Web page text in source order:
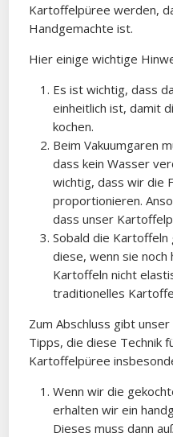
Kartoffelpüree werden,
Handgemachte ist.
Hier einige wichtige
Es ist wichtig, dass
einheitlich ist, damit
kochen.
Beim Vakuumgaren
dass kein Wasser
wichtig, dass wir die
proportionieren.
dass unser
Sobald die
diese, wenn sie noch
Kartoffeln nicht
traditionelles
Zum Abschluss gibt
Tipps, die diese Technik
Kartoffelpüree
Wenn wir die
erhalten wir ein
Dieses muss dann